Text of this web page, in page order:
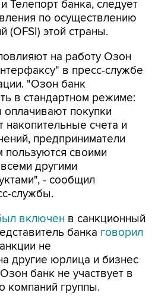
Телепорт банка, следует
по осуществлению
(OFSI) этой страны.
на работу Озон
в пресс-службе
"Озон банк
в стандартном режиме:
покупки
накопительные счета и
предприниматели
пользуются своими
другими
- сообщил
службы.
включен в санкционный
банка говорил
не
другие юрлица и бизнес
банк не участвует в
компаний группы.